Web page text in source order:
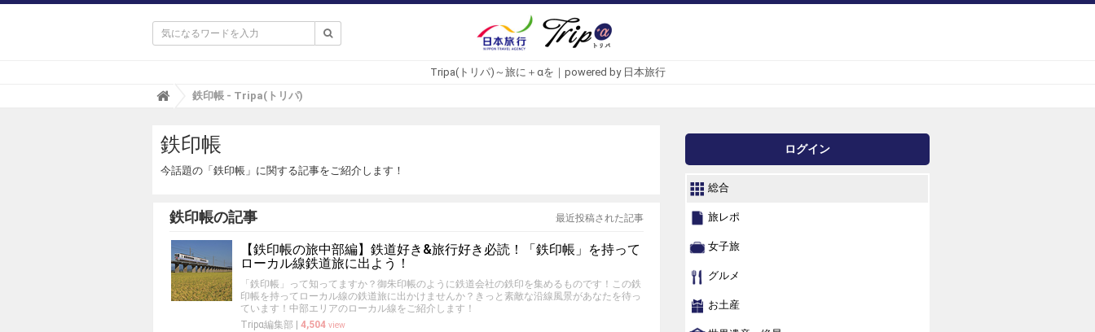
Tripa(トリパ)～旅に＋αを｜powered by 日本旅行
T
p
a
(
パ
)
鉄印帳 - Tripa(トリパ)
鉄印帳
今話題の「鉄印帳」に関する記事をご紹介します！
鉄印帳の記事 最近投稿された記事
【鉄印帳の旅中部編】鉄道好き&旅行好き必読！「鉄印帳」を持って
ローカル線鉄道旅に出よう！
「鉄印帳」って知ってますか？御朱印帳のように鉄道会社の鉄印を集めるものです！この鉄
印帳を持ってローカル線の鉄道旅に出かけませんか？きっと素敵な沿線風景があなたを待っ
ています！中部エリアのローカル線をご紹介します！
Tripα編集部
4,504 view
ログイン
総合
旅レポ
女子旅
グルメ
お土産